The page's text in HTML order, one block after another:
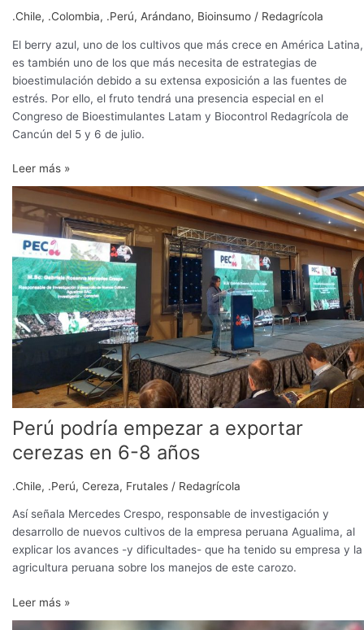
.Chile, .Colombia, .Perú, Arándano, Bioinsumo / Redagrícola
El berry azul, uno de los cultivos que más crece en América Latina,
es también uno de los que más necesita de estrategias de
bioestimulación debido a su extensa exposición a las fuentes de
estrés. Por ello, el fruto tendrá una presencia especial en el
Congreso de Bioestimulantes Latam y Biocontrol Redagrícola de
Cancún del 5 y 6 de julio.
se
construye
con
base
estrategias
biológicas
Leer más »
Perú podría empezar a exportar
cerezas en 6-8 años
.Chile, .Perú, Cereza, Frutales / Redagrícola
Así señala Mercedes Crespo, responsable de investigación y
desarrollo de nuevos cultivos de la empresa peruana Agualima, al
explicar los avances -y dificultades- que ha tenido su empresa y la
agricultura peruana sobre los manejos de este carozo.
Perú
podría
empezar
exportar
cerezas
en
6-
8
Leer más »